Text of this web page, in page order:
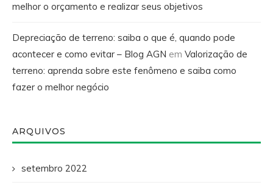
melhor o orçamento e realizar seus objetivos
Depreciação de terreno: saiba o que é, quando pode
acontecer e como evitar – Blog AGN em Valorização de
terreno: aprenda sobre este fenômeno e saiba como
fazer o melhor negócio
ARQUIVOS
setembro 2022